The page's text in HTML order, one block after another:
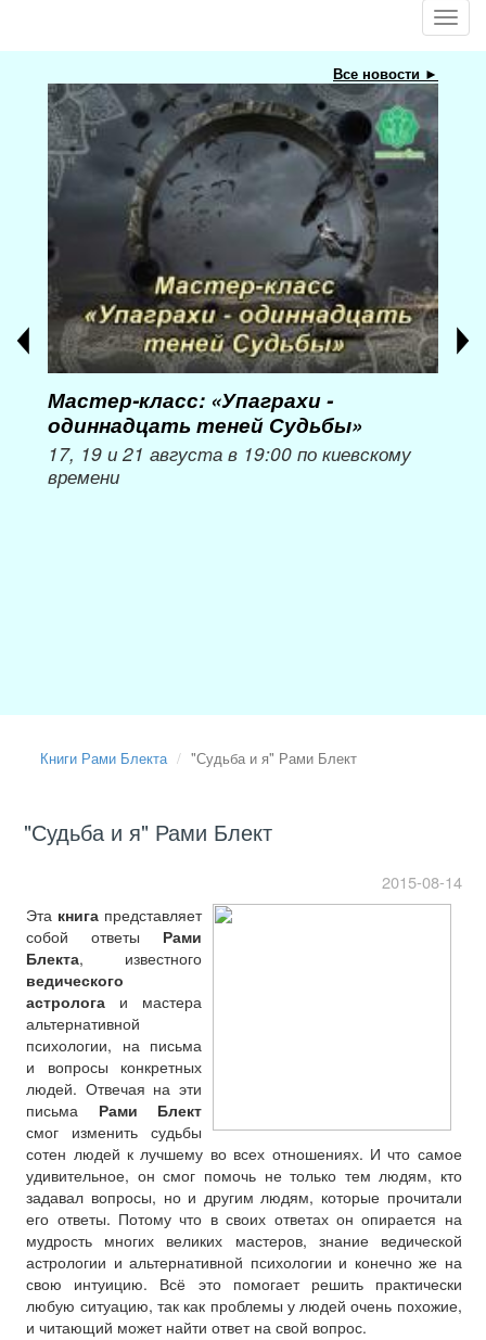
Все новости ►
Мастер-класс: «Упаграхи -
одиннадцать теней Судьбы»
17, 19 и 21 августа в 19:00 по киевскому
времени
Книги Рами Блекта "Судьба и я" Рами Блект
"Судьба и я" Рами Блект
2015-08-14
Эта книга представляет
собой ответы Рами
Блекта, известного
ведического
астролога и мастера
альтернативной
психологии, на письма
и вопросы конкретных
людей. Отвечая на эти
письма Рами Блект
смог изменить судьбы
сотен людей к лучшему во всех отношениях. И что самое
удивительное, он смог помочь не только тем людям, кто
задавал вопросы, но и другим людям, которые прочитали
его ответы. Потому что в своих ответах он опирается на
мудрость многих великих мастеров, знание ведической
астрологии и альтернативной психологии и конечно же на
свою интуицию. Всё это помогает решить практически
любую ситуацию, так как проблемы у людей очень похожие,
и читающий может найти ответ на свой вопрос.